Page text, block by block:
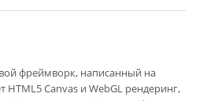
фреймворк, написанный на
HTML5 Canvas и WebGL рендеринг,